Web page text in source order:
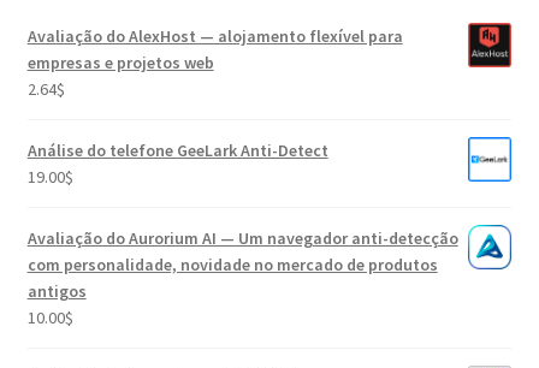
Avaliação do AlexHost — alojamento flexível para
empresas e projetos web
2.64$
Análise do telefone GeeLark Anti-Detect
19.00$
Avaliação do Aurorium AI — Um navegador anti-detecção
com personalidade, novidade no mercado de produtos
antigos
10.00$